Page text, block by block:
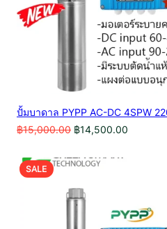
ปั้มบาดาล PYPP AC-DC 4SPW
฿15,000.00 Original
฿15,000.00.
฿14,500.00
SALEPRODUCT
ON
SALE